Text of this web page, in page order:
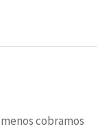
cobramos